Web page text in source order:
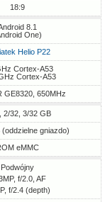
18:9
8.1
One)
Helio P22
Cortex-A53
Cortex-A53
GE8320, 650MHz
2/32, 3/32 GB
(oddzielne gniazdo)
eMMC
Podwójny
f/2.0, AF
f/2.4 (depth)